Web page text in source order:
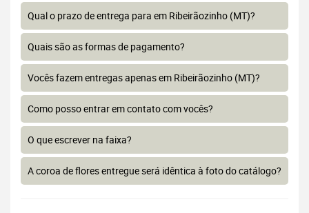
Qual o prazo de entrega para em Ribeirãozinho (MT)?
Quais são as formas de pagamento?
Vocês fazem entregas apenas em Ribeirãozinho (MT)?
Como posso entrar em contato com vocês?
O que escrever na faixa?
A coroa de flores entregue será idêntica à foto do catálogo?